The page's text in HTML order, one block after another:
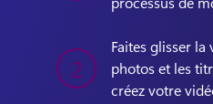
2
Faites glisser la
photos et les
créez votre